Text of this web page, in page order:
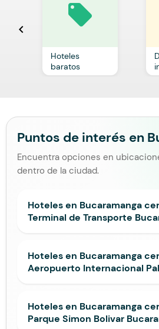
chevron_left
local_offer
Hoteles
baratos
Puntos de interés en
Encuentra opciones en
dentro de la ciudad.
Hoteles en Bucaramanga
Terminal de Transporte
Hoteles en Bucaramanga
Aeropuerto Internacional
Hoteles en Bucaramanga
Parque Simon Bolivar